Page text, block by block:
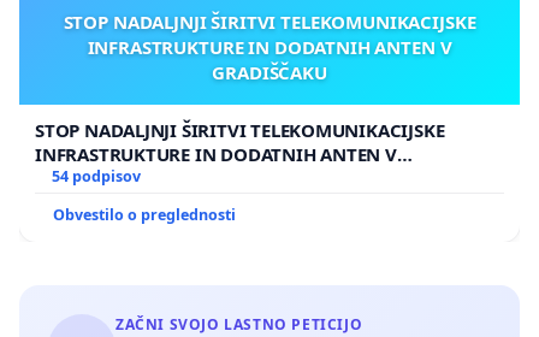
STOP NADALJNJI ŠIRITVI TELEKOMUNIKACIJSKE
INFRASTRUKTURE IN DODATNIH ANTEN V
GRADIŠČAKU
STOP NADALJNJI ŠIRITVI TELEKOMUNIKACIJSKE
INFRASTRUKTURE IN DODATNIH ANTEN V
GRADIŠČAKU
54 podpisov
Obvestilo o preglednosti
ZAČNI SVOJO LASTNO PETICIJO